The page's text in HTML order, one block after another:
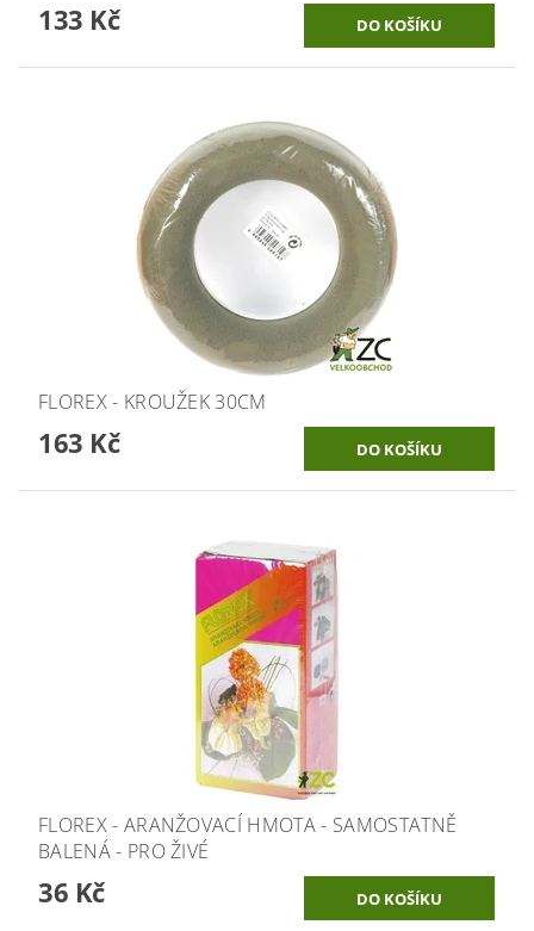
133 Kč
FLOREX - KROUŽEK 30CM
163 Kč
FLOREX - ARANŽOVACÍ HMOTA - SAMOSTATNĚ
BALENÁ - PRO ŽIVÉ
36 Kč